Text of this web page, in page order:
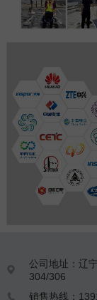

公司地址：辽
304/306
 销售热线：